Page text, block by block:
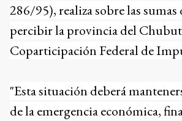
286/95), realiza sobre las sumas
percibir la provincia del
Coparticipación Federal de
"Esta situación deberá
de la emergencia económica,